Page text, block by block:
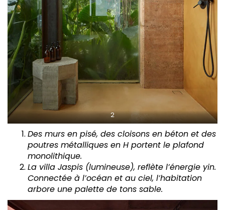
2
Des murs en pisé, des cloisons en béton et des
poutres métalliques en H portent le plafond
monolithique.
La villa Jaspis (lumineuse), reflète l’énergie yin.
Connectée à l’océan et au ciel, l’habitation
arbore une palette de tons sable.